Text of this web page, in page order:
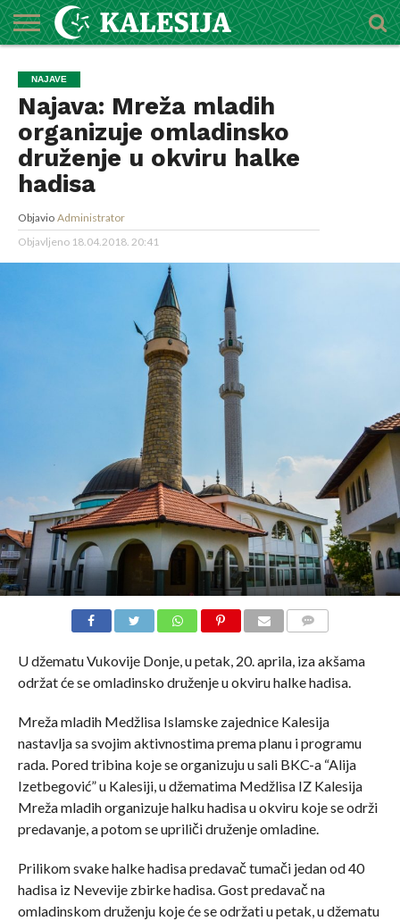
O
MEDŽLISU
DŽEMATI
IMAMI
MEKTEBSKI
CENTAR
VIJESTI
HUTBE
NAJAVE
KALENDAR
KONTAKT
NAJAVE
Najava: Mreža mladih
organizuje omladinsko
druženje u okviru halke
hadisa
Objavio Administrator
Objavljeno 18.04.2018. 20:41
U džematu Vukovije Donje, u petak, 20. aprila, iza akšama
održat će se omladinsko druženje u okviru halke hadisa.
Mreža mladih Medžlisa Islamske zajednice Kalesija
nastavlja sa svojim aktivnostima prema planu i programu
rada. Pored tribina koje se organizuju u sali BKC-a “Alija
Izetbegović” u Kalesiji, u džematima Medžlisa IZ Kalesija
Mreža mladih organizuje halku hadisa u okviru koje se održi
predavanje, a potom se upriliči druženje omladine.
Prilikom svake halke hadisa predavač tumači jedan od 40
hadisa iz Nevevije zbirke hadisa. Gost predavač na
omladinskom druženju koje će se održati u petak, u džematu